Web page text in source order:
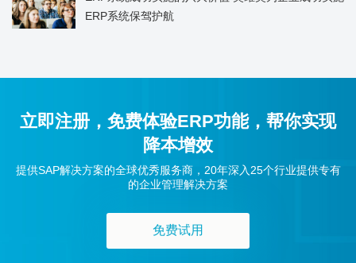
ERP系统保驾护航
立即注册，免费体验ERP功能，帮你实现
降本增效
提供SAP解决方案的全球优秀服务商，20年深入25个行业提供专有
的企业管理解决方案
免费试用